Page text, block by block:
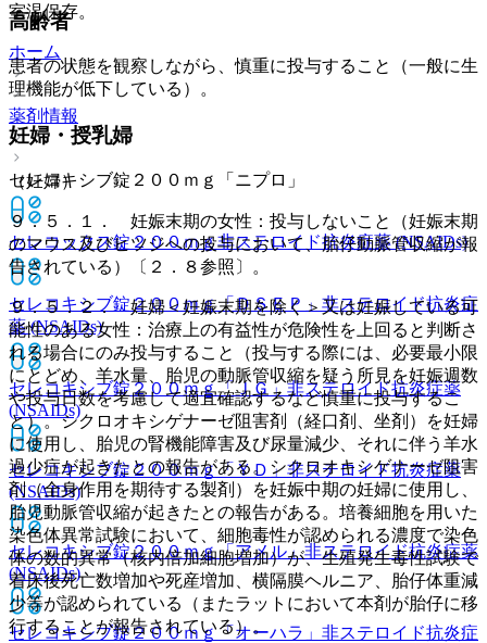
室温保存。
ホーム
薬剤情報
セレコキシブ錠２００ｍｇ「ニプロ」
セレコックス錠２００ｍｇ非ステロイド抗炎症薬 (NSAIDs)
セレコキシブ錠２００ｍｇ「ＤＳＥＰ」 非ステロイド抗炎症
薬 (NSAIDs)
セレコキシブ錠２００ｍｇ「ＪＧ」非ステロイド抗炎症薬
(NSAIDs)
セレコキシブ錠２００ｍｇ「ＹＤ」非ステロイド抗炎症薬
(NSAIDs)
セレコキシブ錠２００ｍｇ「アメル」非ステロイド抗炎症薬
(NSAIDs)
セレコキシブ錠２００ｍｇ「オーハラ」 非ステロイド抗炎症
高齢者
患者の状態を観察しながら、慎重に投与すること（一般に生
理機能が低下している）。
妊婦・授乳婦
（妊婦）
９．５．１． 妊娠末期の女性：投与しないこと（妊娠末期
のマウス及びヒツジへの投与において、胎仔動脈管収縮が報
告されている）〔２．８参照〕。
９．５．２． 妊婦＜妊娠末期を除く＞又は妊娠している可
能性のある女性：治療上の有益性が危険性を上回ると判断さ
れる場合にのみ投与すること（投与する際には、必要最小限
にとどめ、羊水量、胎児の動脈管収縮を疑う所見を妊娠週数
や投与日数を考慮して適宜確認するなど慎重に投与するこ
と）。シクロオキシゲナーゼ阻害剤（経口剤、坐剤）を妊婦
に使用し、胎児の腎機能障害及び尿量減少、それに伴う羊水
過少症が起きたとの報告がある。シクロオキシゲナーゼ阻害
剤（全身作用を期待する製剤）を妊娠中期の妊婦に使用し、
胎児動脈管収縮が起きたとの報告がある。培養細胞を用いた
染色体異常試験において、細胞毒性が認められる濃度で染色
体の数的異常（核内倍加細胞増加）が、生殖発生毒性試験で
着床後死亡数増加や死産増加、横隔膜ヘルニア、胎仔体重減
少等が認められている（またラットにおいて本剤が胎仔に移
行することが報告されている）。